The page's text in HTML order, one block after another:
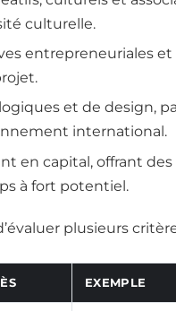
culturelle.
entrepreneuriales
et de design,
international.
en capital, offrant
à fort potentiel.
plusieurs
EXEMPLE